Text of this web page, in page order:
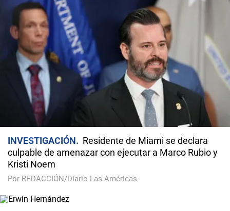
INVESTIGACIÓN
Residente de Miami se declara
culpable de amenazar con ejecutar a Marco Rubio y
Kristi Noem
Por REDACCIÓN/Diario Las Américas